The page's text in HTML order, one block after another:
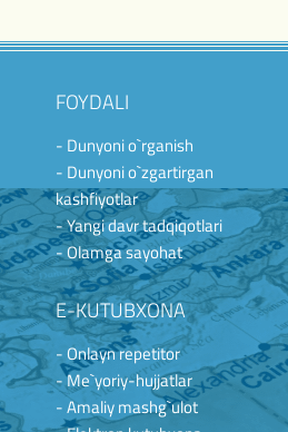
FOYDALI
- Dunyoni o`rganish
- Dunyoni o`zgartirgan
kashfiyotlar
- Yangi davr tadqiqotlari
- Olamga sayohat
E-KUTUBXONA
- Onlayn repetitor
- Me`yoriy-hujjatlar
- Amaliy mashg`ulot